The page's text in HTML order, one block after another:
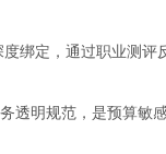
绑定，通过职业测评
明规范，是预算敏